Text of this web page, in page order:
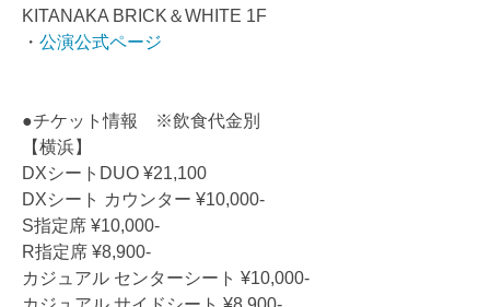
KITANAKA BRICK＆WHITE 1F
・ 公演公式ページ
●チケット情報 ※飲食代金別
【横浜】
DXシートDUO ¥21,100
DXシート カウンター ¥10,000-
S指定席 ¥10,000-
R指定席 ¥8,900-
カジュアル センターシート ¥10,000-